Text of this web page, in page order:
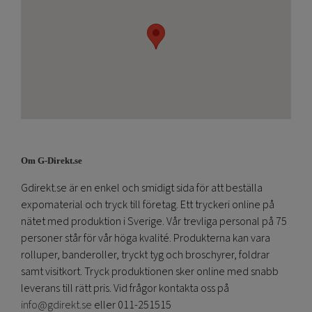
Om G-Direkt.se
Gdirekt.se är en enkel och smidigt sida för att beställa
expomaterial och tryck till företag. Ett tryckeri online på
nätet med produktion i Sverige. Vår trevliga personal på 75
personer står för vår höga kvalité. Produkterna kan vara
rolluper, banderoller, tryckt tyg och broschyrer, foldrar
samt visitkort. Tryck produktionen sker online med snabb
leverans till rätt pris. Vid frågor kontakta oss på
info@gdirekt.se eller 011-251515